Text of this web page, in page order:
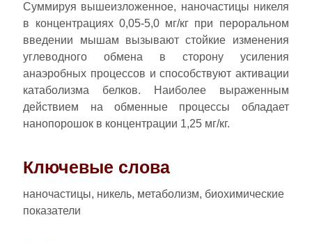
Суммируя вышеизложенное, наночастицы никеля
в концентрациях 0,05-5,0 мг/кг при пероральном
введении мышам вызывают стойкие изменения
углеводного обмена в сторону усиления
анаэробных процессов и способствуют активации
катаболизма белков. Наиболее выраженным
действием на обменные процессы обладает
нанопорошок в концентрации 1,25 мг/кг.
Ключевые слова
наночастицы, никель, метаболизм, биохимические
показатели